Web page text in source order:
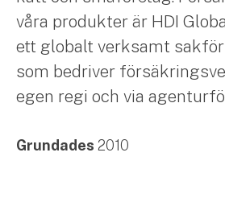
våra produkter är HDI
ett globalt verksamt
som bedriver
egen regi och via
Grundades 2010